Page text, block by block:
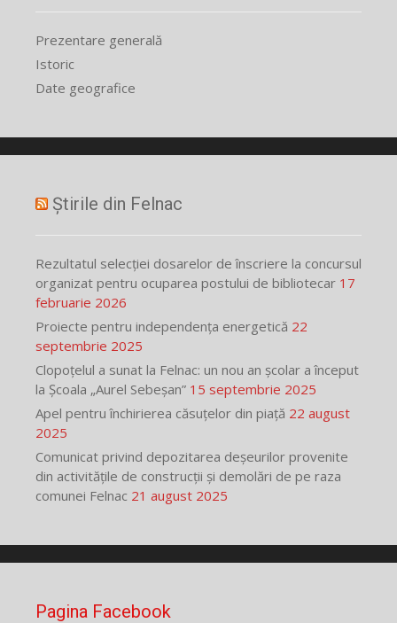
Prezentare generală
Istoric
Date geografice
Știrile din Felnac
Rezultatul selecției dosarelor de înscriere la concursul
organizat pentru ocuparea postului de bibliotecar 17
februarie 2026
Proiecte pentru independența energetică 22
septembrie 2025
Clopoțelul a sunat la Felnac: un nou an școlar a început
la Școala „Aurel Sebeșan” 15 septembrie 2025
Apel pentru închirierea căsuțelor din piață 22 august
2025
Comunicat privind depozitarea deșeurilor provenite
din activitățile de construcții și demolări de pe raza
comunei Felnac 21 august 2025
Pagina Facebook